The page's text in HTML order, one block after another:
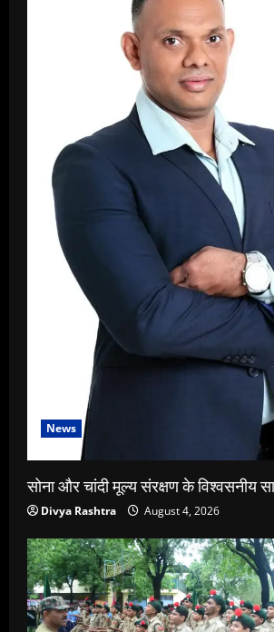
News
सोना और चांदी मूल्य संरक्षण के विश्वसनीय
Divya Rashtra August 4, 2026